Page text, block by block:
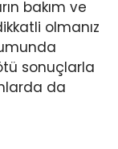
bakım ve
olmanız
sonuçlarla
da